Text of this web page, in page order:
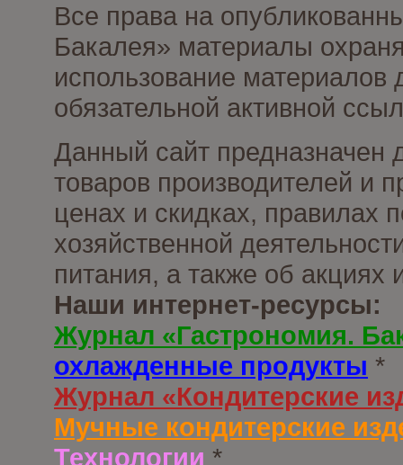
Все права на
Бакалея» материалы
использование материалов
обязательной активной
Данный сайт предназначен
товаров производителей и
ценах и скидках, правилах
хозяйственной
питания, а также об
Наши интернет-ресурсы:
Журнал «Гастрономия.
охлажденные продукты *
Журнал «Кондитерские
Мучные кондитерские
Технологии *